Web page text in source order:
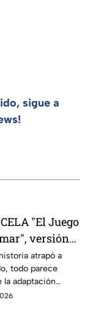
sigue a
"El Juego
versión
Esto
se sabe al
atrapó a
todo parece
la adaptación